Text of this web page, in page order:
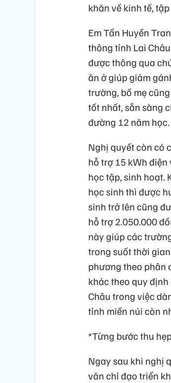
khăn về kinh tế,
Em Tẩn Huyền
thông tỉnh Lai
được thông qua
ăn ở giúp giảm
trường, bố mẹ
tốt nhất, sẵn sàng
đường 12 năm học.
Nghị quyết còn có
hỗ trợ 15 kWh
học tập, sinh hoạt.
học sinh thì được
sinh trở lên cũng
hỗ trợ 2.050.000
này giúp các
trong suốt thời
phương theo phân
khác theo quy
Châu trong việc
tỉnh miền núi còn
*Từng bước thu
Ngay sau khi nghị
văn chỉ đạo triển